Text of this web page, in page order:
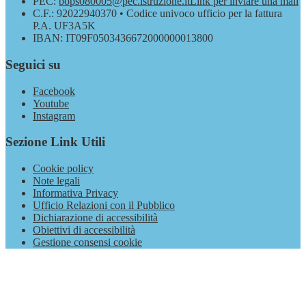
C.F.: 92022940370 • Codice univoco ufficio per la fattura
P.A. UF3A5K
IBAN: IT09F0503436672000000013800
Seguici su
Facebook
Youtube
Instagram
Sezione Link Utili
Cookie policy
Note legali
Informativa Privacy
Ufficio Relazioni con il Pubblico
Dichiarazione di accessibilità
Obiettivi di accessibilità
Gestione consensi cookie